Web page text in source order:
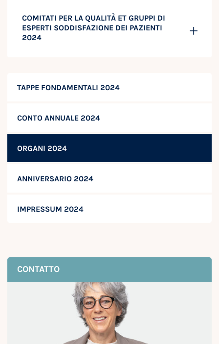
TAPPE FONDAMENTALI 2024
CONTO ANNUALE 2024
ORGANI 2024
ANNIVERSARIO 2024
IMPRESSUM 2024
CONTATTO
COMITATI PER LA QUALITÀ ET GRUPPI DI
ESPERTI SODDISFAZIONE DEI PAZIENTI
2024